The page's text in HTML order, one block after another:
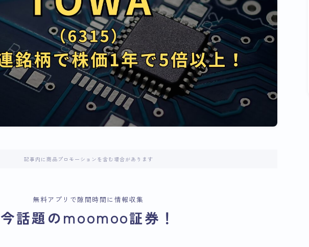
記事内に商品プロモーションを含む場合があります
無料アプリで隙間時間に情報収集
今話題のmoomoo証券！